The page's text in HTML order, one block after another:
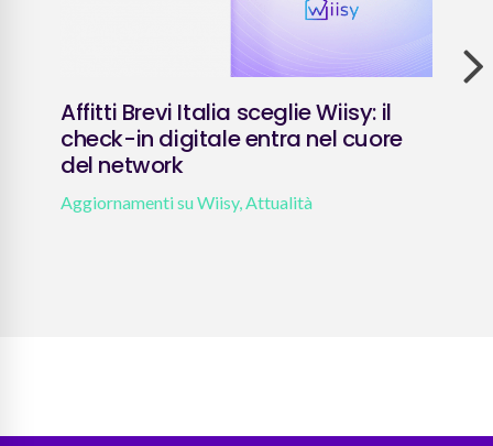
Affitti Brevi Italia sceglie Wiisy: il
check-in digitale entra nel cuore
del network
Aggiornamenti su Wiisy,Attualità